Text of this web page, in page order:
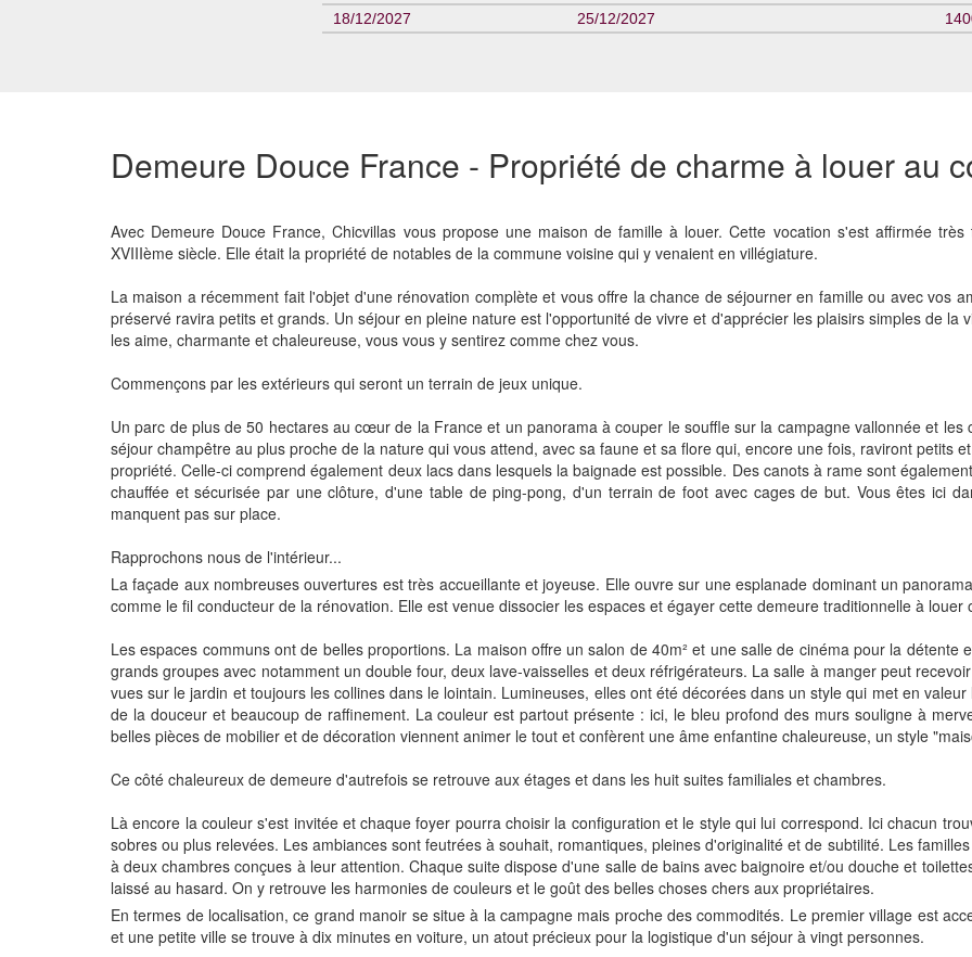
18/12/2027
25/12/2027
Demeure Douce France - Propriété de charme à louer au
Avec Demeure Douce France, Chicvillas vous propose une maison de famille à louer. Cette vocation s'est affirmée
XVIIIème siècle. Elle était la propriété de notables de la commune voisine qui y venaient en villégiature.
La maison a récemment fait l'objet d'une rénovation complète et vous offre la chance de séjourner en famille ou avec vos
préservé ravira petits et grands. Un séjour en pleine nature est l'opportunité de vivre et d'apprécier les plaisirs simples de la
les aime, charmante et chaleureuse, vous vous y sentirez comme chez vous.
Commençons par les extérieurs qui seront un terrain de jeux unique.
Un parc de plus de 50 hectares au cœur de la France et un panorama à couper le souffle sur la campagne vallonnée et
séjour champêtre au plus proche de la nature qui vous attend, avec sa faune et sa flore qui, encore une fois, raviront petits
propriété. Celle-ci comprend également deux lacs dans lesquels la baignade est possible. Des canots à rame sont
chauffée et sécurisée par une clôture, d'une table de ping-pong, d'un terrain de foot avec cages de but. Vous êtes ici
manquent pas sur place.
Rapprochons nous de l'intérieur...
La façade aux nombreuses ouvertures est très accueillante et joyeuse. Elle ouvre sur une esplanade dominant un
comme le fil conducteur de la rénovation. Elle est venue dissocier les espaces et égayer cette demeure traditionnelle à
Les espaces communs ont de belles proportions. La maison offre un salon de 40m² et une salle de cinéma pour la détente
grands groupes avec notamment un double four, deux lave-vaisselles et deux réfrigérateurs. La salle à manger peut
vues sur le jardin et toujours les collines dans le lointain. Lumineuses, elles ont été décorées dans un style qui met en
de la douceur et beaucoup de raffinement. La couleur est partout présente : ici, le bleu profond des murs souligne à
belles pièces de mobilier et de décoration viennent animer le tout et confèrent une âme enfantine chaleureuse, un style
Ce côté chaleureux de demeure d'autrefois se retrouve aux étages et dans les huit suites familiales et chambres.
Là encore la couleur s'est invitée et chaque foyer pourra choisir la configuration et le style qui lui correspond. Ici chacun
sobres ou plus relevées. Les ambiances sont feutrées à souhait, romantiques, pleines d'originalité et de subtilité. Les
à deux chambres conçues à leur attention. Chaque suite dispose d'une salle de bains avec baignoire et/ou douche et
laissé au hasard. On y retrouve les harmonies de couleurs et le goût des belles choses chers aux propriétaires.
En termes de localisation, ce grand manoir se situe à la campagne mais proche des commodités. Le premier village est
et une petite ville se trouve à dix minutes en voiture, un atout précieux pour la logistique d'un séjour à vingt personnes.